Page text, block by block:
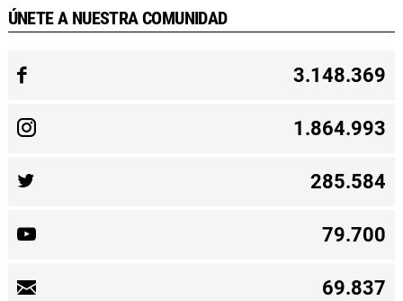
ÚNETE A NUESTRA COMUNIDAD
3.148.369
1.864.993
285.584
79.700
69.837